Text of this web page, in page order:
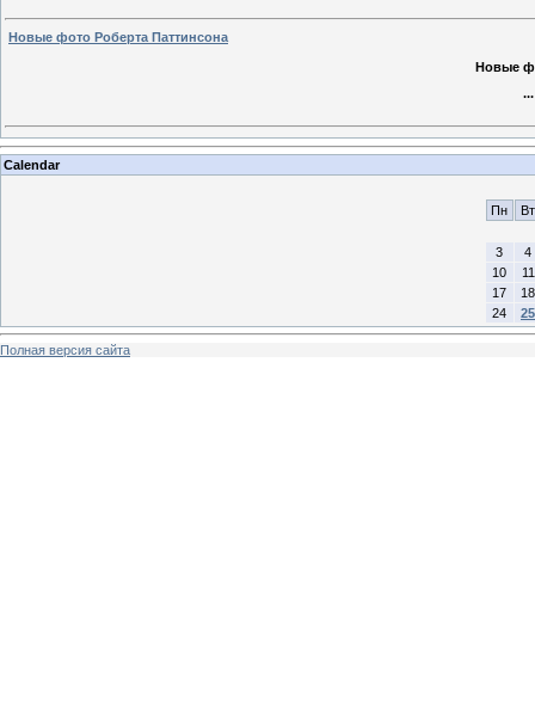
Новые фото Роберта Паттинсона
Новые
Calendar
Пн Вт
3
4
10
11
17
18
24
25
Полная версия сайта